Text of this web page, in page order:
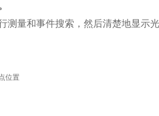
测量和事件搜索，然后清楚地显示
位置